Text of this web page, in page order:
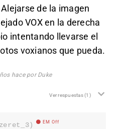
de la imagen
VOX en la derecha
intentando llevarse el
voxianos que pueda.
hace por Duke
Ver respuestas(1)
EM Off